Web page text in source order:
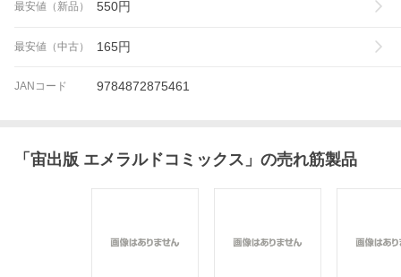
最安値（新品） 550円
最安値（中古） 165円
JANコード 9784872875461
「 宙出版 エメラルドコミックス 」の売れ筋製品